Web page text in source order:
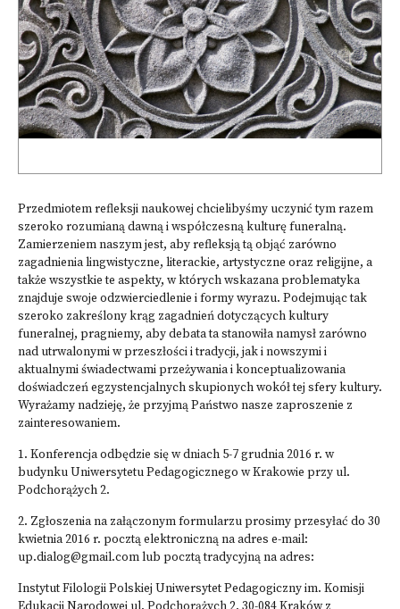
Przedmiotem refleksji naukowej chcielibyśmy uczynić tym razem
szeroko rozumianą dawną i współczesną kulturę funeralną.
Zamierzeniem naszym jest, aby refleksją tą objąć zarówno
zagadnienia lingwistyczne, literackie, artystyczne oraz religijne, a
także wszystkie te aspekty, w których wskazana problematyka
znajduje swoje odzwierciedlenie i formy wyrazu. Podejmując tak
szeroko zakreślony krąg zagadnień dotyczących kultury
funeralnej, pragniemy, aby debata ta stanowiła namysł zarówno
nad utrwalonymi w przeszłości i tradycji, jak i nowszymi i
aktualnymi świadectwami przeżywania i konceptualizowania
doświadczeń egzystencjalnych skupionych wokół tej sfery kultury.
Wyrażamy nadzieję, że przyjmą Państwo nasze zaproszenie z
zainteresowaniem.
1. Konferencja odbędzie się w dniach 5-7 grudnia 2016 r. w
budynku Uniwersytetu Pedagogicznego w Krakowie przy ul.
Podchorążych 2.
2. Zgłoszenia na załączonym formularzu prosimy przesyłać do 30
kwietnia 2016 r. pocztą elektroniczną na adres e-mail:
up.dialog@gmail.com lub pocztą tradycyjną na adres:
Instytut Filologii Polskiej Uniwersytet Pedagogiczny im. Komisji